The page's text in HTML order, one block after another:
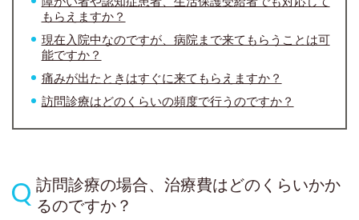
もらえますか？
現在入院中なのですが、病院まで来てもらうことは可
能ですか？
痛みが出たときはすぐに来てもらえますか？
訪問診療はどのくらいの頻度で行うのですか？
訪問診療の場合、治療費はどのくらいかか
るのですか？